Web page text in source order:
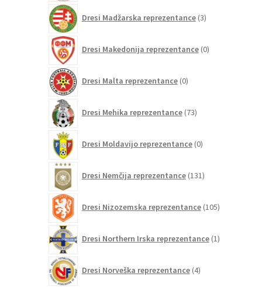
Dresi Madžarska reprezentance 3izdelki
Dresi Makedonija reprezentance 0izdelkov
Dresi Malta reprezentance 0izdelkov
Dresi Mehika reprezentance 73izdelkov
Dresi Moldavijo reprezentance 0izdelkov
Dresi Nemčija reprezentance 131izdelkov
Dresi Nizozemska reprezentance 105izdelkov
Dresi Northern Irska reprezentance 1izdelek
Dresi Norveška reprezentance 4izdelki